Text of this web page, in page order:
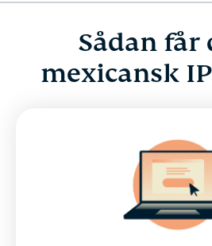
Sådan får du en mexicansk
Hvorfor bruge en mexicansk
Se, hvorfor ExpressVPN er
Download en mexicansk VPN
Sådan får
mexicansk